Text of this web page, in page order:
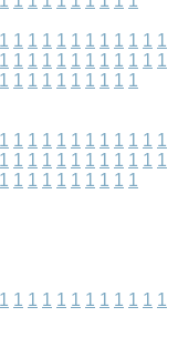
1 1 1 1 1 1 1 1 1 1 1 1
1 1 1 1 1 1 1 1 1 1 1 1
1 1 1 1 1 1 1 1 1 1
1 1 1 1 1 1 1 1 1 1 1 1
1 1 1 1 1 1 1 1 1 1 1 1
1 1 1 1 1 1 1 1 1 1
1 1 1 1 1 1 1 1 1 1 1 1